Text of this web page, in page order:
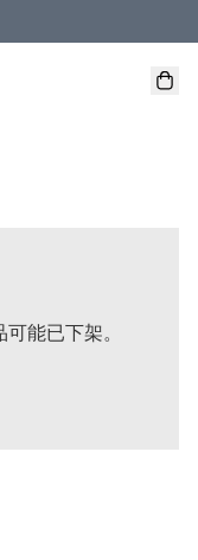
、本地取貨 )
能已下架。